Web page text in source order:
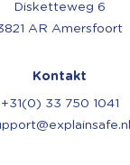
Disketteweg 6
AR Amersfoort
Kontakt
+31(0) 33 750 1041